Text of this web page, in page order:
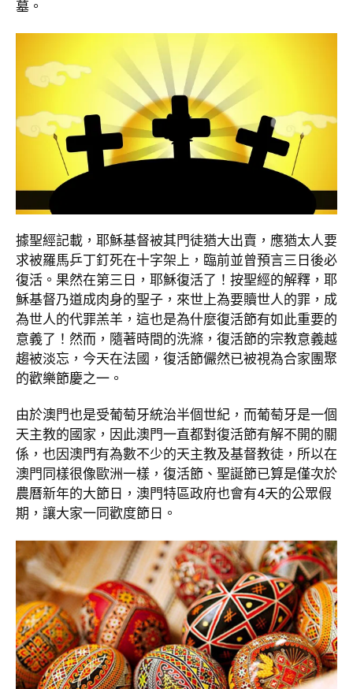
墓。
據聖經記載，耶穌基督被其門徒猶大出賣，應猶太人要
求被羅馬乒丁釘死在十字架上，臨前並曾預言三日後必
復活。果然在第三日，耶穌復活了！按聖經的解釋，耶
穌基督乃道成肉身的聖子，來世上為要贖世人的罪，成
為世人的代罪羔羊，這也是為什麼復活節有如此重要的
意義了！然而，隨著時間的洗滌，復活節的宗教意義越
趨被淡忘，今天在法國，復活節儼然已被視為合家團聚
的歡樂節慶之一。
由於澳門也是受葡萄牙統治半個世紀，而葡萄牙是一個
天主教的國家，因此澳門一直都對復活節有解不開的關
係，也因澳門有為數不少的天主教及基督教徒，所以在
澳門同樣很像歐洲一樣，復活節、聖誕節已算是僅次於
農曆新年的大節日，澳門特區政府也會有4天的公眾假
期，讓大家一同歡度節日。